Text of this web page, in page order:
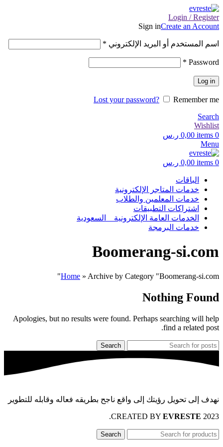
Login / Register
Sign inCreate an Account
اسم المستخدم أو البريد الإلكتروني *
Password
*
Log in
Lost your password?
Remember me
Search
Wishlist
0
items
0,00 ر.س
Menu
0
items
0,00 ر.س
الباقات
خدمات المتاجر الإلكترونية
خدمات المعلمين والطلاب
اشتراكات التطبيقات
الخدمات العامة الإلكترونية _ السعودية
خدمات البرمجة
Boomerang-si.com
Home » Archive by Category "Boomerang-si.com"
Nothing Found
Apologies, but no results were found. Perhaps searching will help
find a related post.
Search
نهدف إلى تحويل رؤيتك إلى واقع ناجح بطريقه فعاله وقابله للتطوير
2023 CREATED BY
EVRESTE
.
Search